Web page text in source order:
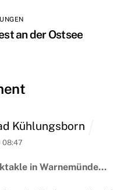
an der Ostsee
Kühlungsborn
08:47
in Warnemünde…